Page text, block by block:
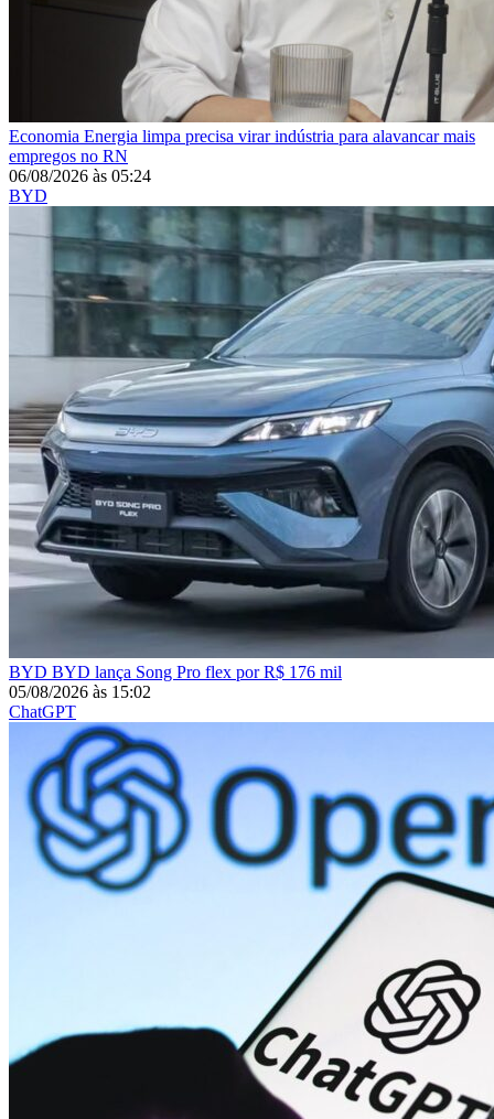
Economia Energia limpa precisa virar indústria para alavancar mais
empregos no RN
06/08/2026 às 05:24
BYD
BYD BYD lança Song Pro flex por R$ 176 mil
05/08/2026 às 15:02
ChatGPT